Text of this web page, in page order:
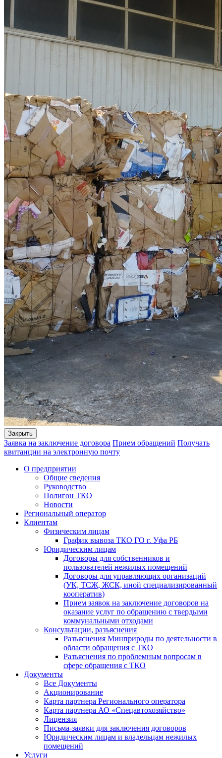
Закрыть
Заявка на заключение договора Прием обращений Получать
квитанции на электронную почту
О предприятии
Общие сведения
Руководство
Полигон ТКО
Новости
Региональный оператор
Клиентам
Физическим лицам
График вывоза ТКО ГО г. Уфа РБ
Юридическим лицам
Договоры для собственников и
пользователей нежилых помещений
Договоры для управляющих организаций
(УК, ТСЖ, ЖСК, иной специализированный
кооператив)
Прием заявок на заключение договоров на
оказание услуг по обращению с твердыми
коммунальными отходами
Консультации, разъяснения
Разъяснения Минприроды по деятельности в
области обращения с ТКО
Разъяснения по проблемным вопросам в
сфере обращения с ТКО
Документы
Все Документы
Акционирование
Карта партнера Регионального оператора
Карта партнера АО «Спецавтохозяйство»
Лицензия
Письма-заявки для заключения договоров
Юридическим лицам и владельцам нежилых
помещений
Услуги